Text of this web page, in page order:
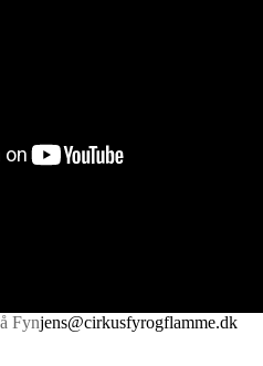
Fynjens@cirkusfyrogflamme.dk